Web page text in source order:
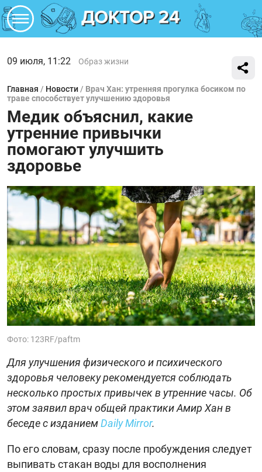
09 июля, 11:22 Образ жизни
Главная / Новости / Врач Хан: утренняя прогулка босиком по
траве способствует улучшению здоровья
Медик объяснил, какие
утренние привычки
помогают улучшить
здоровье
Фото: 123RF/paftm
Для улучшения физического и психического
здоровья человеку рекомендуется соблюдать
несколько простых привычек в утренние часы. Об
этом заявил врач общей практики Амир Хан в
беседе с изданиемDaily Mirror.
По его словам, сразу после пробуждения следует
выпивать стакан воды для восполнения